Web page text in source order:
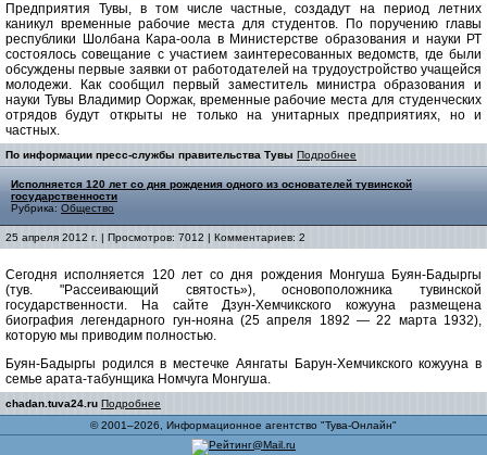
Предприятия Тувы, в том числе частные, создадут на период летних
каникул временные рабочие места для студентов.
По поручению главы
республики Шолбана Кара-оола в Министерстве образования и науки РТ
состоялось совещание с участием заинтересованных ведомств, где были
обсуждены первые заявки от работодателей на трудоустройство учащейся
молодежи. Как сообщил первый заместитель министра образования и
науки Тувы Владимир Ооржак, временные рабочие места для студенческих
отрядов будут открыты не только на унитарных предприятиях, но и
частных.
По информации пресс-службы правительства Тувы Подробнее
Исполняется 120 лет со дня рождения одного из основателей тувинской
государственности
Рубрика: Общество
25 апреля 2012 г. | Просмотров: 7012 | Комментариев: 2
Сегодня исполняется 120 лет со дня рождения Монгуша Буян-Бадыргы
(тув. "Рассеивающий святость»), основоположника тувинской
государственности. На сайте Дзун-Хемчикского кожууна размещена
биография легендарного гун-нояна (25 апреля 1892 — 22 марта 1932),
которую мы приводим полностью.
Буян-Бадыргы родился в местечке Аянгаты Барун-Хемчикского кожууна в
семье арата-табунщика Номчуга Монгуша.
chadan.tuva24.ru Подробнее
© 2001–2026, Информационное агентство "Тува-Онлайн"